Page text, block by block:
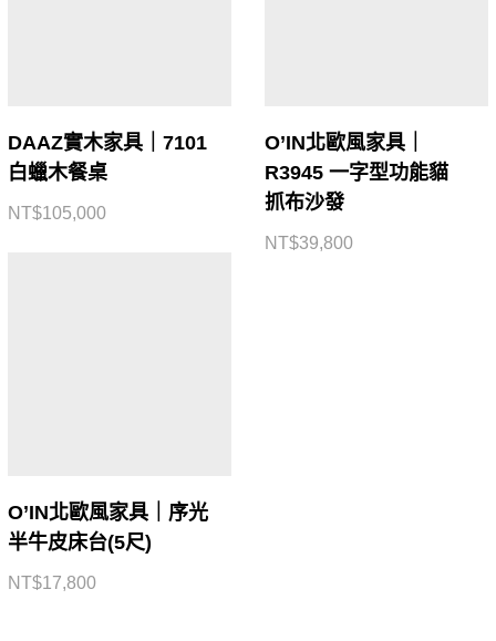
DAAZ實木家具｜7101
白蠟木餐桌
NT$105,000
O’IN北歐風家具｜
R3945 一字型功能貓
抓布沙發
NT$39,800
O’IN北歐風家具｜序光
半牛皮床台(5尺)
NT$17,800